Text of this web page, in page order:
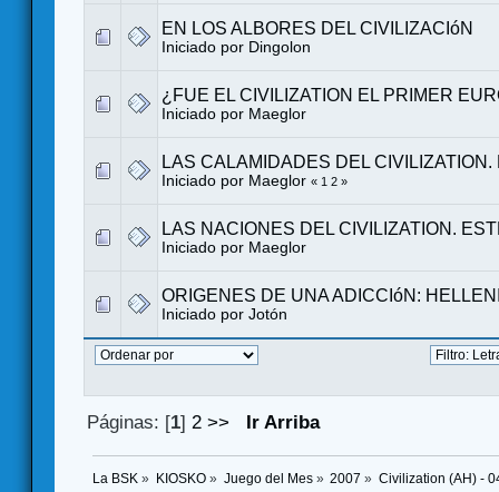
EN LOS ALBORES DEL CIVILIZACIóN
Iniciado por Dingolon
¿FUE EL CIVILIZATION EL PRIMER
Iniciado por Maeglor
LAS CALAMIDADES DEL CIVILIZATION.
Iniciado por Maeglor « 1 2 »
LAS NACIONES DEL CIVILIZATION.
Iniciado por Maeglor
ORIGENES DE UNA ADICCIóN:
Iniciado por Jotón
Páginas: [1] 2 >> Ir Arriba
La BSK » KIOSKO» Juego del Mes» 2007 » Civilization (AH) -